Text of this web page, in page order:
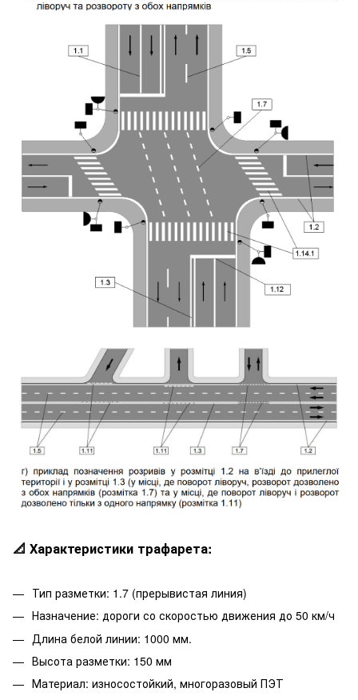
📐 Характеристики трафарета:
Тип разметки: 1.7 (прерывистая линия)
Назначение: дороги со скоростью движения до 50 км/ч
Длина белой линии: 1000 мм.
Высота разметки: 150 мм
Материал: износостойкий, многоразовый ПЭТ